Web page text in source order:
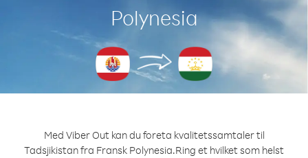
Polynesia
Med Viber Out kan du foreta kvalitetssamtaler til
Tadsjikistan fra Fransk Polynesia.Ring et hvilket som helst